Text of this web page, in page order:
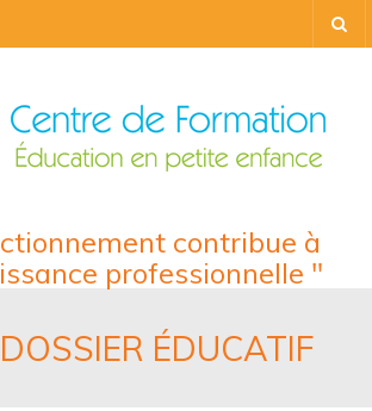
contribue à
professionnelle "
ÉDUCATIF